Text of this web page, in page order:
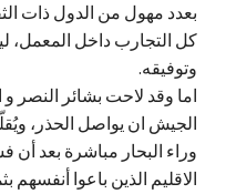
بعدد مهول من الدول ذات
كل التجارب داخل المعمل،
وتوفيقه.
اما وقد لاحت بشائر النصر و
الجيش ان يواصل الحذر،
وراء البحار مباشرة بعد
الاقليم الذين باعوا